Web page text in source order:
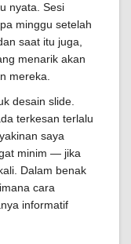
nyata. Sesi
minggu setelah
saat itu juga,
menarik akan
mereka.
desain slide.
terkesan terlalu
saya
minim — jika
Dalam benak
cara
informatif